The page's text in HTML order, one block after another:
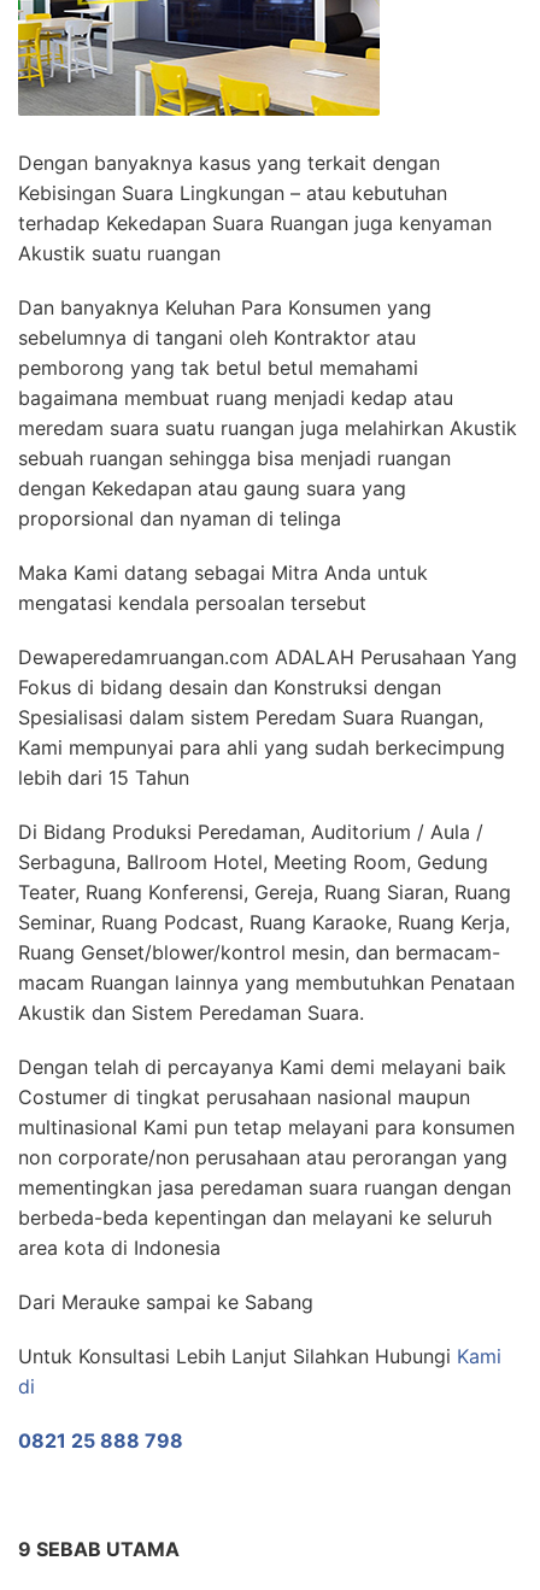
Dengan banyaknya kasus yang terkait dengan
Kebisingan Suara Lingkungan – atau kebutuhan
terhadap Kekedapan Suara Ruangan juga kenyaman
Akustik suatu ruangan
Dan banyaknya Keluhan Para Konsumen yang
sebelumnya di tangani oleh Kontraktor atau
pemborong yang tak betul betul memahami
bagaimana membuat ruang menjadi kedap atau
meredam suara suatu ruangan juga melahirkan Akustik
sebuah ruangan sehingga bisa menjadi ruangan
dengan Kekedapan atau gaung suara yang
proporsional dan nyaman di telinga
Maka Kami datang sebagai Mitra Anda untuk
mengatasi kendala persoalan tersebut
Dewaperedamruangan.com ADALAH Perusahaan Yang
Fokus di bidang desain dan Konstruksi dengan
Spesialisasi dalam sistem Peredam Suara Ruangan,
Kami mempunyai para ahli yang sudah berkecimpung
lebih dari 15 Tahun
Di Bidang Produksi Peredaman, Auditorium / Aula /
Serbaguna, Ballroom Hotel, Meeting Room, Gedung
Teater, Ruang Konferensi, Gereja, Ruang Siaran, Ruang
Seminar, Ruang Podcast, Ruang Karaoke, Ruang Kerja,
Ruang Genset/blower/kontrol mesin, dan bermacam-
macam Ruangan lainnya yang membutuhkan Penataan
Akustik dan Sistem Peredaman Suara.
Dengan telah di percayanya Kami demi melayani baik
Costumer di tingkat perusahaan nasional maupun
multinasional Kami pun tetap melayani para konsumen
non corporate/non perusahaan atau perorangan yang
mementingkan jasa peredaman suara ruangan dengan
berbeda-beda kepentingan dan melayani ke seluruh
area kota di Indonesia
Dari Merauke sampai ke Sabang
Untuk Konsultasi Lebih Lanjut Silahkan Hubungi Kami
di
0821 25 888 798
9 SEBAB UTAMA